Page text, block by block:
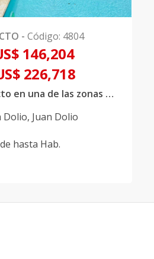
- Código: 4804
146,204
226,718
Proyecto en una de las zonas más exclusivas de Juan Dolio, y con una hermosa vi
Dolio, Juan Dolio
hasta Hab.